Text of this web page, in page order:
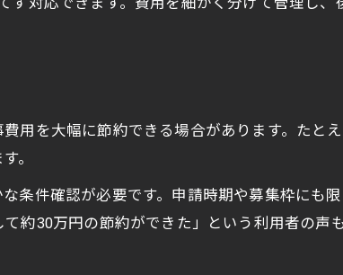
用を大幅に節約できる場合があります。たと
。
条件確認が必要です。申請時期や募集枠にも
約30万円の節約ができた」という利用者の声